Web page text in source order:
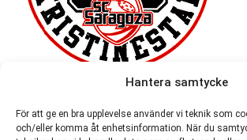
Hantera samtycke
För att ge en bra upplevelse använder vi teknik som
och/eller komma åt enhetsinformation. När du